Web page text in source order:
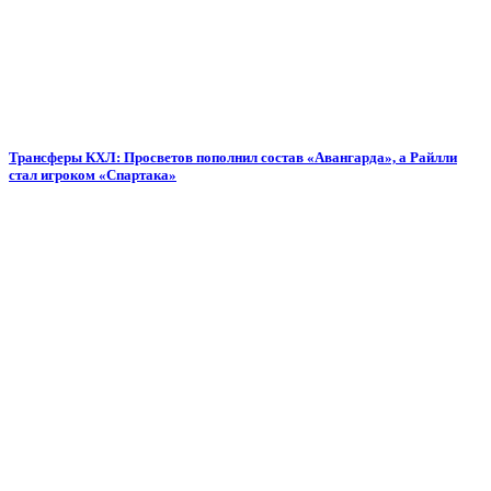
Трансферы КХЛ: Просветов пополнил состав «Авангарда», а Райлли
стал игроком «Спартака»